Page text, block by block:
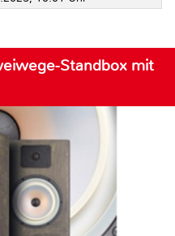
Standbox mit